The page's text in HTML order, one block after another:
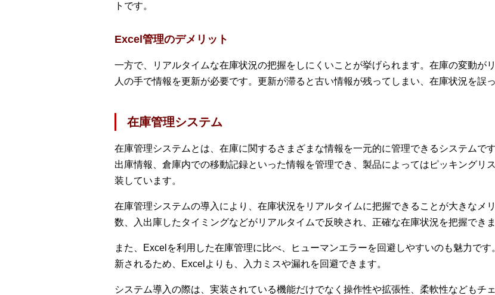
トです。
Excel管理のデメリット
一方で、リアルタイムな在庫状況の把握をしにくいことが挙げられます。在庫の変動が
人の手で情報を更新が必要です。更新が滞ると古い情報が残ってしまい、在庫状況を誤
在庫管理システム
在庫管理システムとは、在庫に関するさまざまな情報を一元的に管理できるシステムで
出庫情報、倉庫内での移動記録といった情報を管理でき、製品によってはピッキングリ
装しています。
在庫管理システムの導入により、在庫状況をリアルタイムに把握できることが大きなメ
数、入出庫したタイミングなどがリアルタイムで反映され、正確な在庫状況を把握できま
また、Excelを利用した在庫管理に比べ、ヒューマンエラーを回避しやすいのも魅力で
新されるため、Excelよりも、入力ミスや漏れを回避できます。
システム導入の際は、実装されている機能だけでなく操作性や拡張性、柔軟性などもチ